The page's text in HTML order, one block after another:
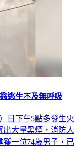
逃生不及無呼吸
日下午5點多發生火
出大量黑煙，消防人
獲一位74歲男子，已